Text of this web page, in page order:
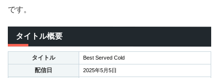
です。
タイトル概要
タイトル Best Served Cold
配信日 2025年5月5日